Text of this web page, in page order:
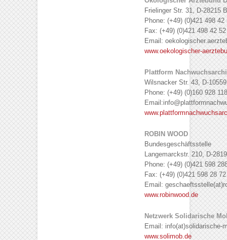
Frielinger Str. 31, D-28215
Phone: (+49) (0)421 498 42
Fax: (+49) (0)421 498 42 52
Email:
www.oekologischer-
Plattform
Wilsnacker Str. 43, D-
Phone: (+49) (0)160 928
ROBIN WOOD
Bundesgeschäftsstelle
Langemarckstr. 210, D-
Phone: (+49) (0)421 598
Fax: (+49) (0)421 598 28 72
Email:
www.robinwood.de
Netzwerk Solidarische
Email: info(at)solidarische-
www.solimob.de